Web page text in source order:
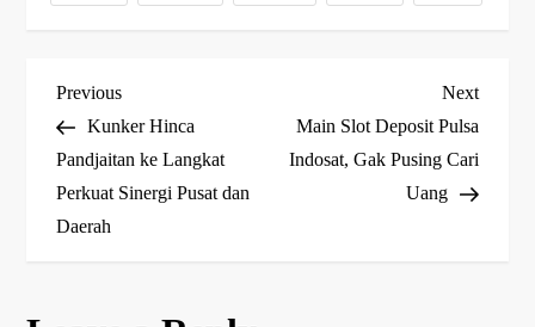
P
o
s
Previous
Post
Previous
Kunker Hinca
Pandjaitan ke Langkat
Perkuat Sinergi Pusat dan
Daerah
Next
Post
Next
Main Slot Deposit Pulsa
Indosat, Gak Pusing Cari
Uang